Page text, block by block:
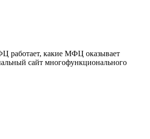
работает, какие МФЦ оказывает
сайт многофункционального